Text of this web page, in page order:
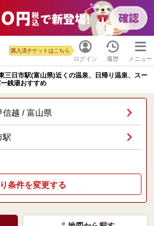
ログイン
購入済チケットはこちら
履歴 メニュー
三日市駅(富山県)近くの温泉、日帰り温泉、スー
銭湯おすすめ
信越 / 富山県
駅
条件を変更する